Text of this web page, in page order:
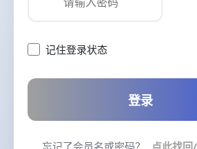
记住登录状态
登录
忘记了会员名或密码？ 点此找